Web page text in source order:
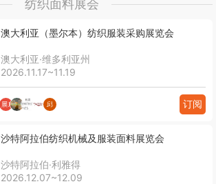
纺织面料展会
澳大利亚（墨尔本）纺织服装采购展览会
澳大利亚·维多利亚州
2026.11.17~11.19
订阅
沙特阿拉伯纺织机械及服装面料展览会
沙特阿拉伯·利雅得
2026.12.07~12.09